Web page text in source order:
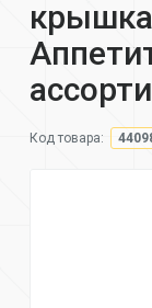
Код товара: